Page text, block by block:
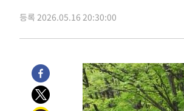
응"
-6285초 전 >여자배구 이재영·이다영 자매, 아
-5538초 전 >외국인 심판 성 접대 7경기 들
-5225초 전 >
[속보]코스피, 6200선 약보합
-5205초 전 >
[속보]원·달러 환율, 7.7원 내
-5094초 전 >
[속보] 노원서 40.1도 관측…서
등록 2026.05.16 20:30:00